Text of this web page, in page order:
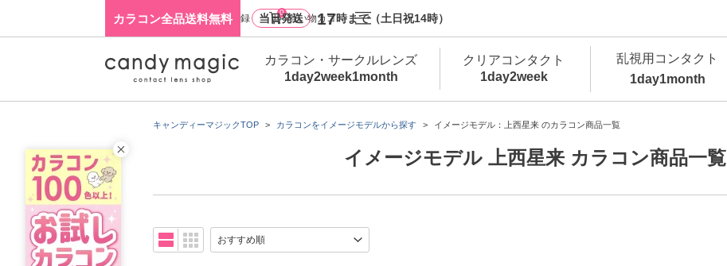
カラコン全品送料無料 当日発送 17時まで（土日祝14時）
キャンディーマジックTOP カラコンをイメージモデルから探す イメージモデル：上西星来 のカラコン商品一覧
イメージモデル 上西星来 カラコン商品一覧
ログイン・新規会員登録
0
買い物カゴ
カラコン・サークルレンズ
1day2week1month
クリアコンタクト
1day2week
乱視用コンタクト
1day1month
新商品